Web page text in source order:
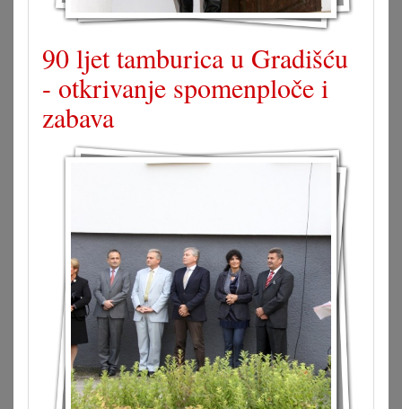
90 ljet tamburica u Gradišću
- otkrivanje spomenploče i
zabava